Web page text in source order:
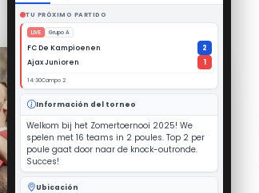
FC De Kampioenen
Grupo A · Cat. 1
3 ★
Ajax Junioren 3 ☆
PSV Talenten
Grupo A · Cat. 1
Real Zandvoort